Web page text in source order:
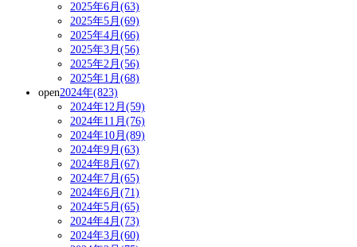
2025年6月(63)
2025年5月(69)
2025年4月(66)
2025年3月(56)
2025年2月(56)
2025年1月(68)
open2024年(823)
2024年12月(59)
2024年11月(76)
2024年10月(89)
2024年9月(63)
2024年8月(67)
2024年7月(65)
2024年6月(71)
2024年5月(65)
2024年4月(73)
2024年3月(60)